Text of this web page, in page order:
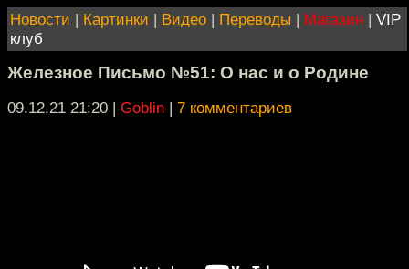
Новости | Картинки | Видео | Переводы | Магазин | VIP
клуб
Железное Письмо №51: О нас и о Родине
09.12.21 21:20 | Goblin | 7 комментариев